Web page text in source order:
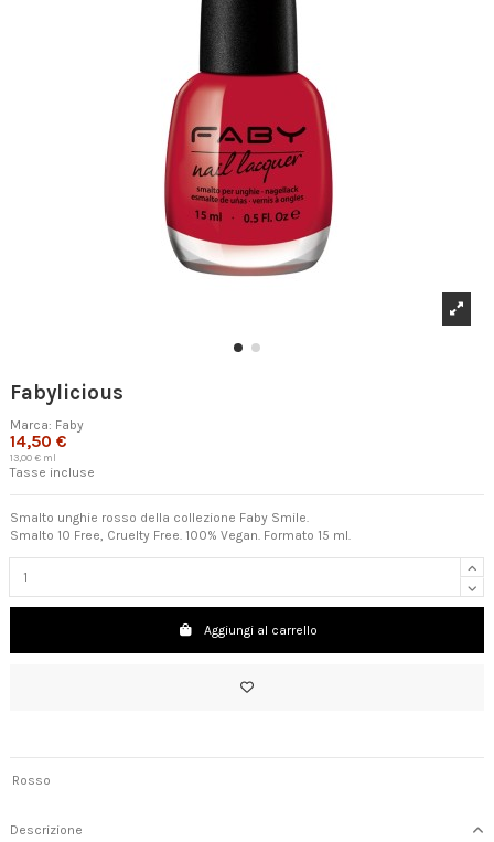
Fabylicious
Marca: Faby
14,50 €
13,00 € ml
Tasse incluse
Smalto unghie rosso della collezione Faby Smile.
Smalto 10 Free, Cruelty Free. 100% Vegan. Formato 15 ml.
Aggiungi al carrello
Rosso
Descrizione